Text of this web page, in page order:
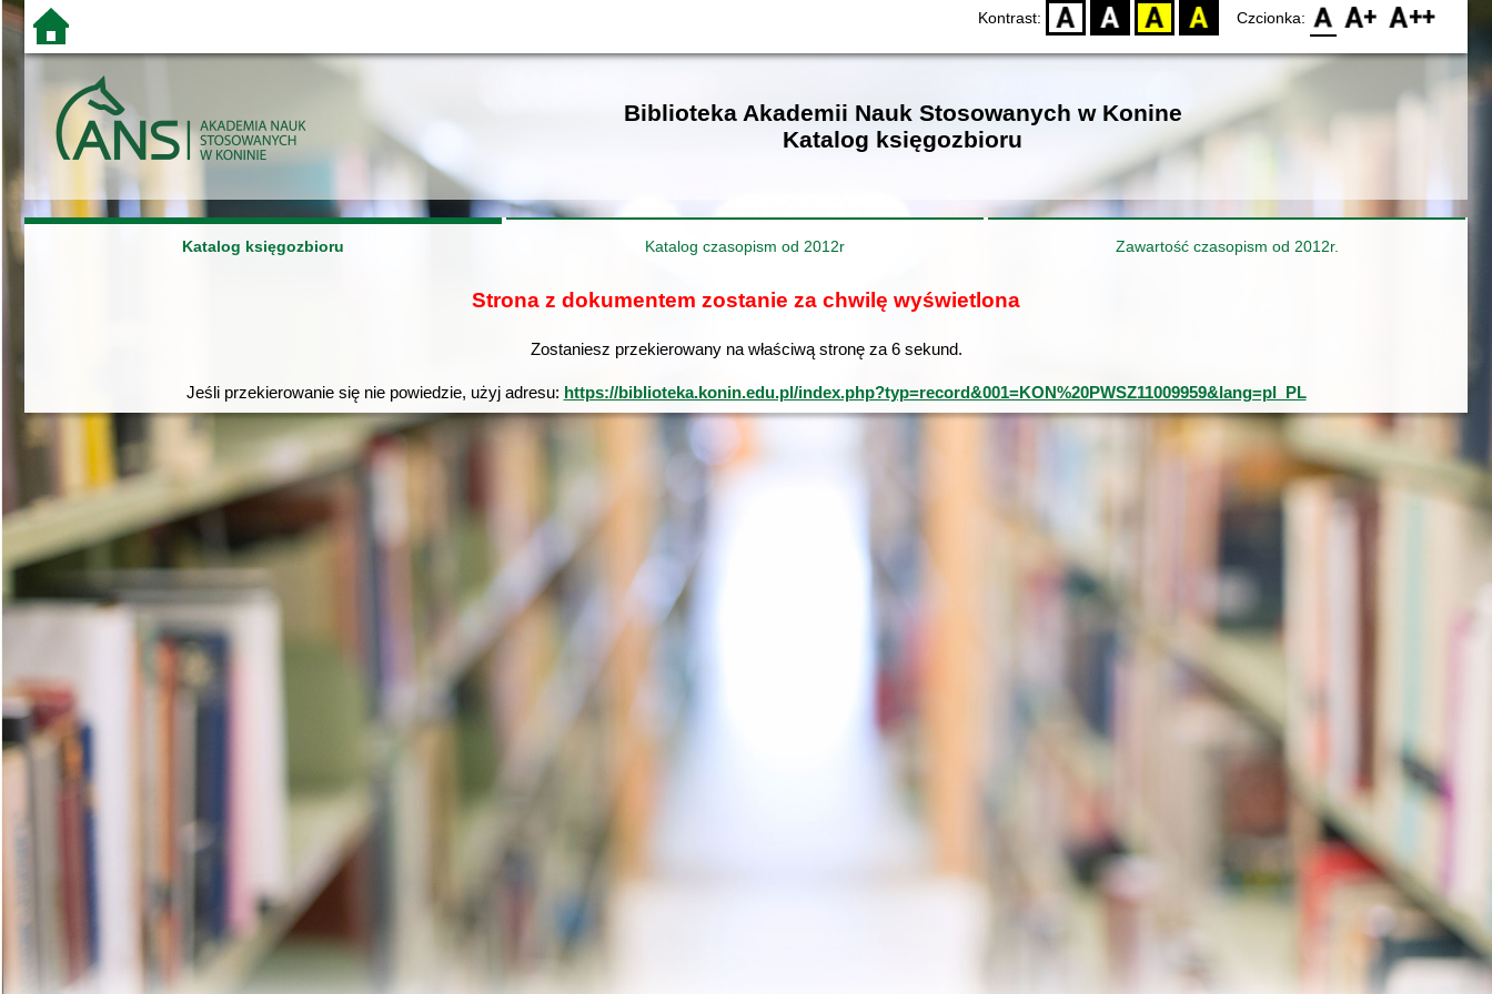
Kontrast: D BW YB BY Czcionka: F0 F1 F2
Biblioteka Akademii Nauk Stosowanych w Konine
Katalog księgozbioru
Katalog księgozbioru Katalog czasopism od 2012r Zawartość czasopism od 2012r.
Strona z dokumentem zostanie za chwilę wyświetlona
Zostaniesz przekierowany na właściwą stronę za 6sekund.
Jeśli przekierowanie się nie powiedzie, użyj adresu: https://biblioteka.konin.edu.pl/index.php?typ=record&001=KON%20PWSZ11009959&lang=pl_PL